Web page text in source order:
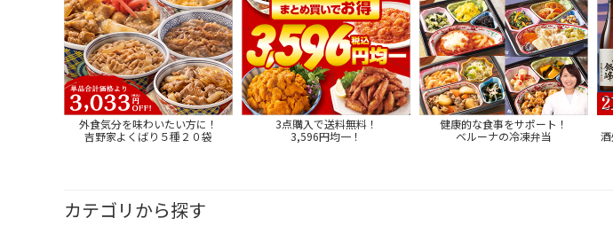
外食気分を味わいたい方に！
吉野家よくばり５種２０袋
3点購入で送料無料！
3,596円均一！
健康的な食事をサポート！
ベルーナの冷凍弁当
カテゴリから探す